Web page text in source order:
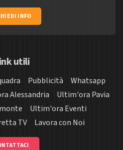
INFO
utili
Pubblicità
Whatsapp
Alessandria
Ultim'ora Pavia
Ultim'ora Eventi
TV Lavora con Noi